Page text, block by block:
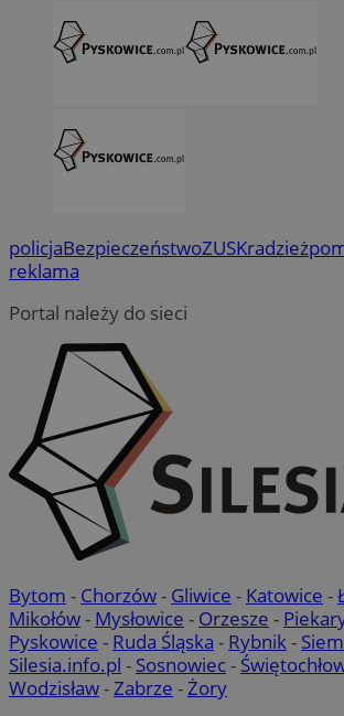
policjaBezpieczeństwoZUSKradzież
reklama
Portal należy do sieci
Bytom - Chorzów- Gliwice - Katowice -
Mikołów- Mysłowice - Orzesze -
Pyskowice - Ruda Śląska - Rybnik-
Silesia.info.pl - Sosnowiec-
Wodzisław-Zabrze -Żory